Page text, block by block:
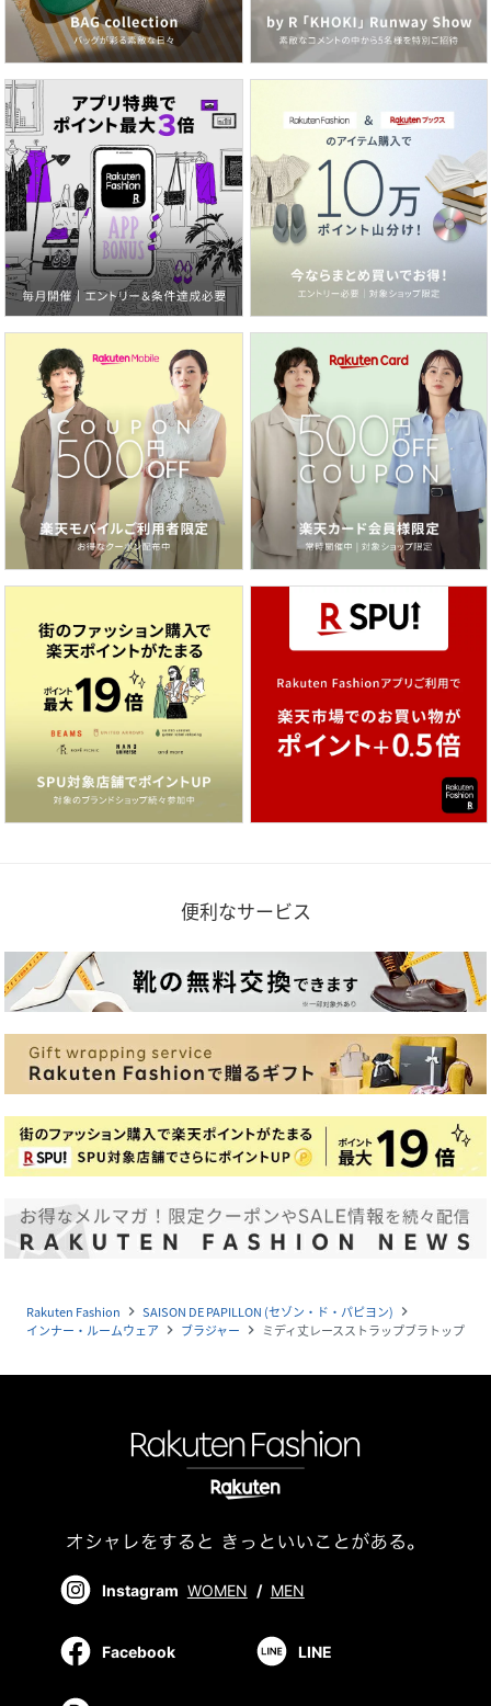
便利なサービス
Rakuten Fashion navigate_next SAISON DE PAPILLON (セゾン・ド・パピヨン) navigate_next
インナー・ルームウェア navigate_next ブラジャー navigate_next ミディ丈レースストラップブラトップ
Instagram WOMEN / MEN
Facebook LINE